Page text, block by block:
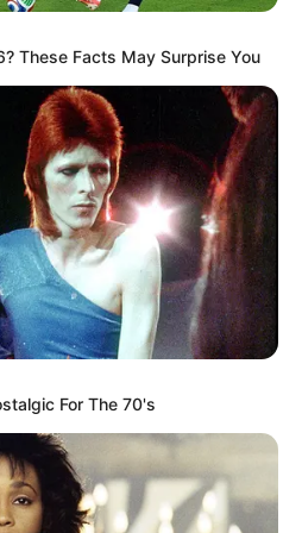
perdió el control de su
cerca a Barranquilla
These Facts May Surprise You
For The 70's